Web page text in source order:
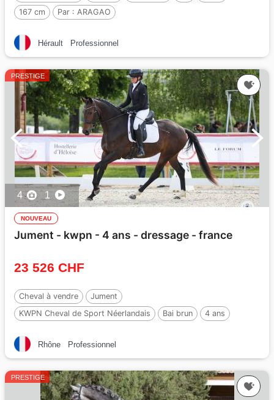
167 cm
Par : ARAGAO
Hérault Professionnel
PRESTIGE
4 1
NOUVEAU
Jument - kwpn - 4 ans - dressage - france
23 526 CHF
Cheval à vendre
Jument
KWPN Cheval de Sport Néerlandais
Bai brun
4 ans
Rhône
Professionnel
PRESTIGE